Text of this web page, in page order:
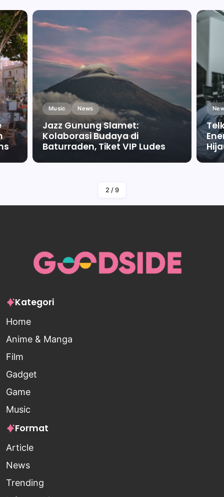
Music News
Jazz Gunung Slamet:
Kolaborasi Budaya di
Baturraden, Tiket VIP Ludes
By Falah Malaika Az Zahra
2 / 9
Kategori
Home
Anime & Manga
Film
Gadget
Game
Music
Format
Article
News
Trending